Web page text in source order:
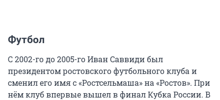
Футбол
С 2002-го до 2005-го Иван Саввиди был
президентом ростовского футбольного клуба и
сменил его имя с «Ростсельмаша» на «Ростов». При
нём клуб впервые вышел в финал Кубка России. В